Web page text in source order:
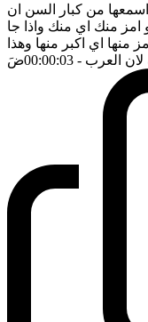
من كبار السن ان
امز منك اي منك واذا جا
اي اكبر منها وهذا
لان العرب - 00:00:03 ضَ